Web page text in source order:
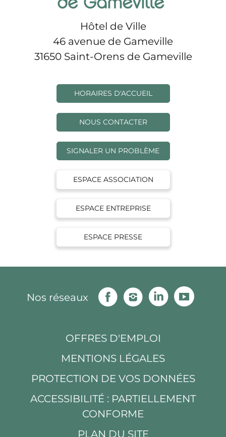
Hôtel de Ville
46 avenue de Gameville
31650 Saint-Orens de Gameville
HORAIRES D'ACCUEIL
NOUS CONTACTER
SIGNALER UN PROBLÈME
ESPACE ASSOCIATION
ESPACE ENTREPRISE
ESPACE PRESSE
Nos réseaux
FacebookInstagramLinkedin
OFFRES D'EMPLOI
MENTIONS LÉGALES
PROTECTION DE VOS DONNÉES
ACCESSIBILITÉ : PARTIELLEMENT
CONFORME
PLAN DU SITE